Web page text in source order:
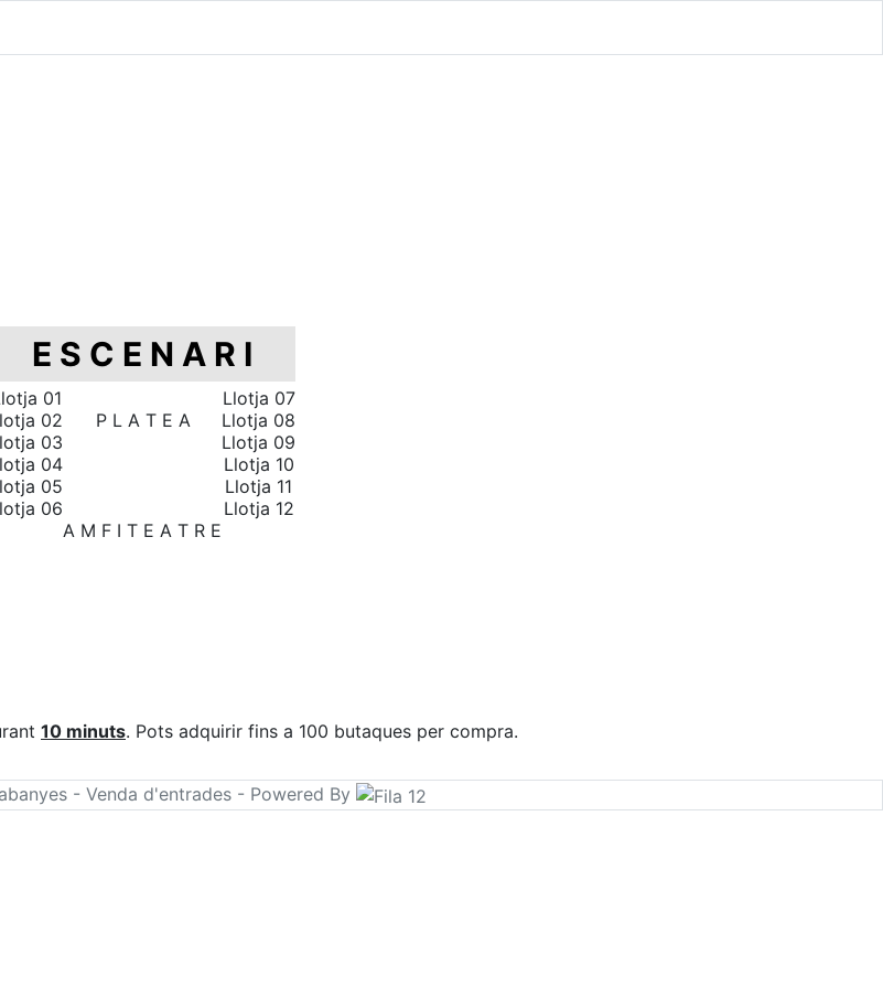
E S C E N A R I
01
Llotja 07
02
P L A T E A
Llotja 08
03
Llotja 09
04
Llotja 10
05
Llotja 11
06
Llotja 12
A M F I T E A T R E
10 minuts. Pots adquirir fins a 100 butaques per compra.
- Venda d'entrades - Powered By